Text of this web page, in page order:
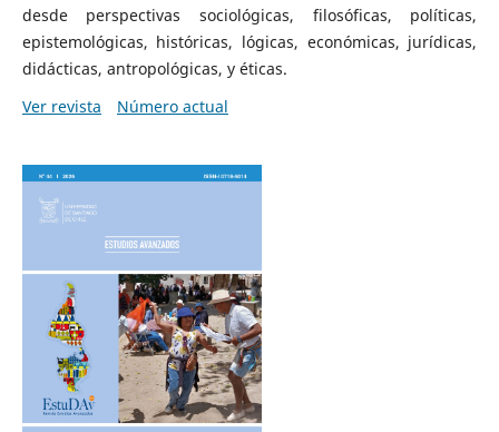
desde perspectivas sociológicas, filosóficas, políticas,
epistemológicas, históricas, lógicas, económicas, jurídicas,
didácticas, antropológicas, y éticas.
Ver revista
Número actual